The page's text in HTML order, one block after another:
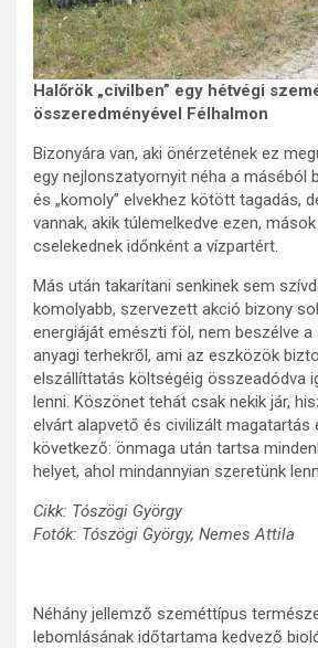
Halőrök „civilben” egy hétvégi
összeredményével Félhalmon
Bizonyára van, aki önérzetének ez
egy nejlonszatyornyit néha a máséból
és „komoly” elvekhez kötött tagadás,
vannak, akik túlemelkedve ezen,
cselekednek időnként a vízpartért.
Más után takarítani senkinek sem
komolyabb, szervezett akció bizony
energiáját emészti föl, nem beszélve
anyagi terhekről, ami az eszközök
elszállíttatás költségéig összeadódva
lenni. Köszönet tehát csak nekik jár,
elvárt alapvető és civilizált magatartás
következő: önmaga után tartsa
helyet, ahol mindannyian szeretünk
Cikk: Tószögi György
Fotók: Tószögi György, Nemes Attila
Néhány jellemző szeméttípus
lebomlásának időtartama kedvező